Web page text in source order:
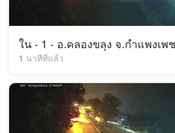
ใน - 1 - อ.คลองขลุง จ.กำแพงเพ
1 นาทีที่แล้ว